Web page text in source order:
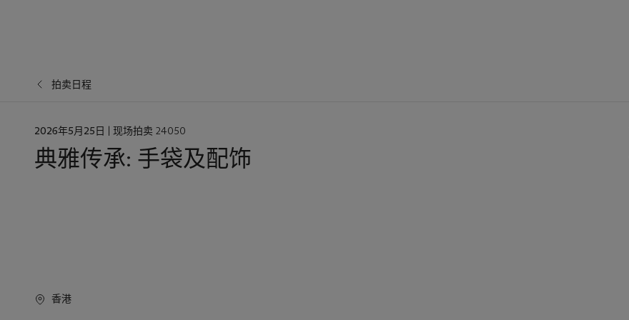
拍卖日程
日
2026年5月25日 | 现场拍卖 24050
典雅传承: 手袋及配饰
香港